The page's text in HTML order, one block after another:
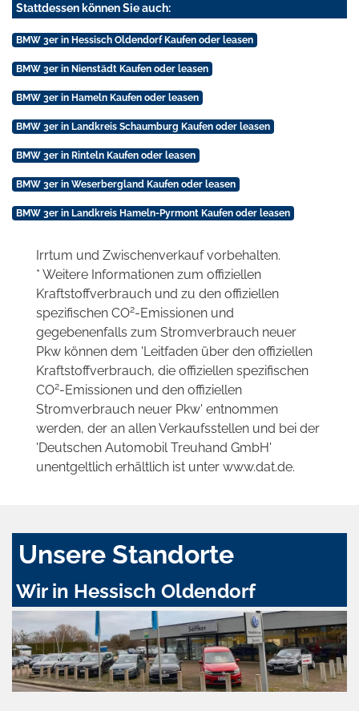
Stattdessen können Sie auch:
BMW 3er in Hessisch Oldendorf Kaufen oder leasen
BMW 3er in Nienstädt Kaufen oder leasen
BMW 3er in Hameln Kaufen oder leasen
BMW 3er in Landkreis Schaumburg Kaufen oder leasen
BMW 3er in Rinteln Kaufen oder leasen
BMW 3er in Weserbergland Kaufen oder leasen
BMW 3er in Landkreis Hameln-Pyrmont Kaufen oder leasen
Irrtum und Zwischenverkauf vorbehalten.
* Weitere Informationen zum offiziellen
Kraftstoffverbrauch und zu den offiziellen
spezifischen CO2-Emissionen und
gegebenenfalls zum Stromverbrauch neuer
Pkw können dem 'Leitfaden über den offiziellen
Kraftstoffverbrauch, die offiziellen spezifischen
CO2-Emissionen und den offiziellen
Stromverbrauch neuer Pkw' entnommen
werden, der an allen Verkaufsstellen und bei der
'Deutschen Automobil Treuhand GmbH'
unentgeltlich erhältlich ist unter www.dat.de.
Unsere Standorte
Wir in Hessisch Oldendorf